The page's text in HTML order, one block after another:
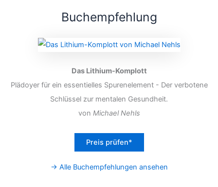
Buchempfehlung
Das Lithium-Komplott
Plädoyer für ein essentielles Spurenelement - Der verbotene
Schlüssel zur mentalen Gesundheit.
von Michael Nehls
Preis prüfen*
→ Alle Buchempfehlungen ansehen